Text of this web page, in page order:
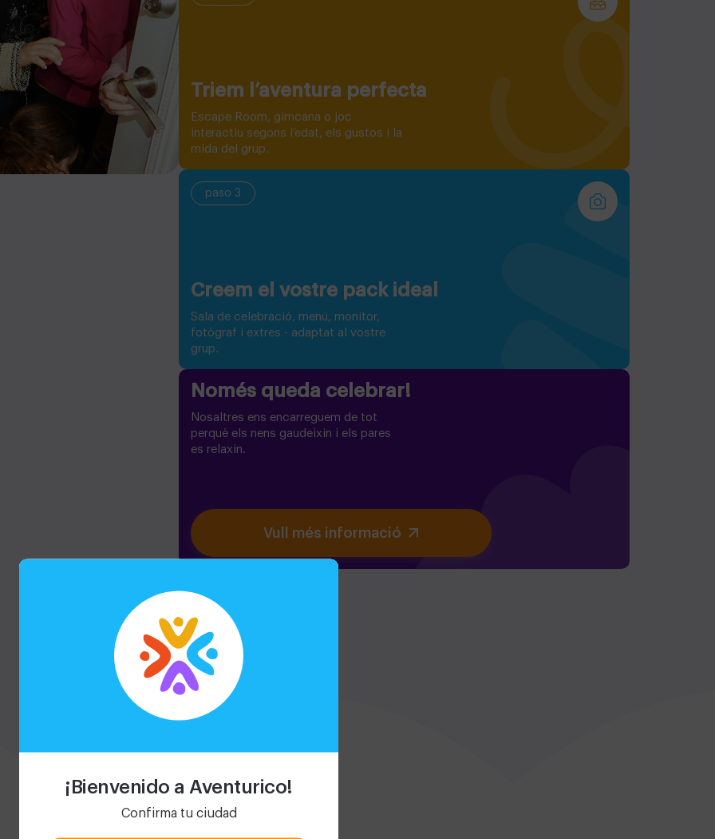
¡Bienvenido a Aventurico!
Confirma tu ciudad
Triem l’aventura perfecta
Escape Room, gimcana o joc
interactiu segons l’edat, els gustos i la
mida del grup.
paso 3
Creem el vostre pack ideal
Sala de celebració, menú, monitor,
fotògraf i extres - adaptat al vostre
grup.
Només queda celebrar!
Nosaltres ens encarreguem de tot
perquè els nens gaudeixin i els pares
es relaxin.
Vull més informació